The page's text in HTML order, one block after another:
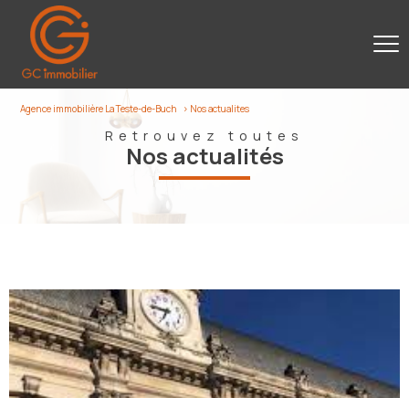
Agence immobilière La Teste-de-Buch Nos actualites
Retrouvez toutes
nos actualités